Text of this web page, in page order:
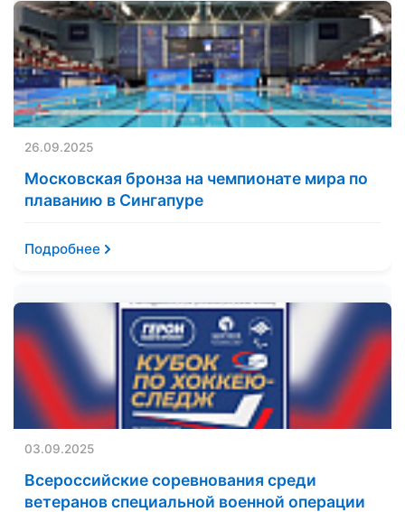
26.09.2025
Московская бронза на чемпионате мира по
плаванию в Сингапуре
Подробнее
03.09.2025
Всероссийские соревнования среди
ветеранов специальной военной операции